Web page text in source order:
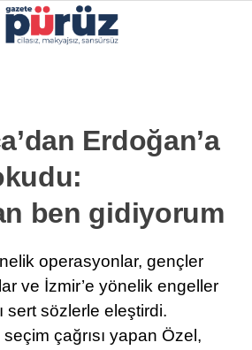
Erdoğan’a
ben gidiyorum
operasyonlar, gençler
ve İzmir’e yönelik engeller
sert sözlerle eleştirdi.
çağrısı yapan Özel,